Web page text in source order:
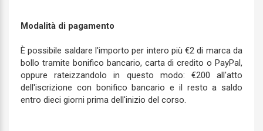
Modalità di pagamento
È possibile saldare l'importo per intero più €2 di marca da
bollo tramite bonifico bancario, carta di credito o PayPal,
oppure rateizzandolo in questo modo: €200 all'atto
dell'iscrizione con bonifico bancario e il resto a saldo
entro dieci giorni prima dell'inizio del corso.